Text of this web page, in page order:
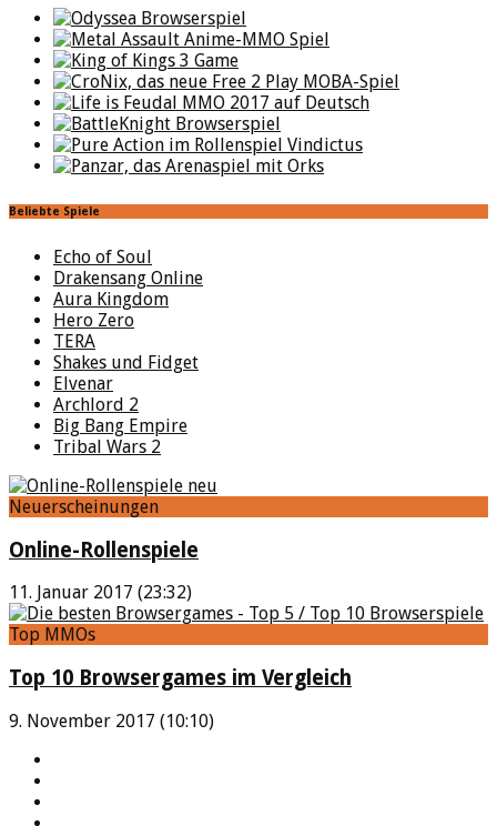
Beliebte Spiele
Echo of Soul
Drakensang Online
Aura Kingdom
Hero Zero
TERA
Shakes und Fidget
Elvenar
Archlord 2
Big Bang Empire
Tribal Wars 2
Neuerscheinungen
Online-Rollenspiele
11. Januar 2017 (23:32)
Top MMOs
Top 10 Browsergames im Vergleich
9. November 2017 (10:10)